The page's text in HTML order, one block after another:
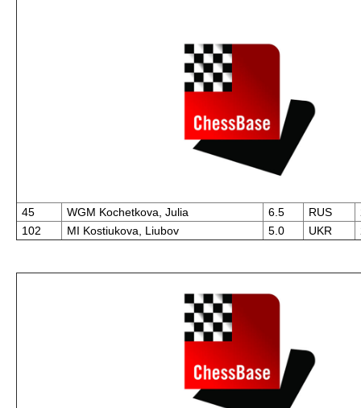
45 WGM Kochetkova, Julia 6.5 RUS
102
MI Kostiukova, Liubov 5.0 UKR